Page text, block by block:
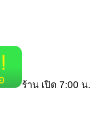
ร้าน เปิด 7:00 น.